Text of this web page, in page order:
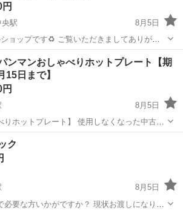
央駅
8月5日
ョップです♻ ご覧いただきましてありがと
品詳細、店舗情報を記載しておりますのでご
寒中央駅 おもちゃ ハウス
ンマンおしゃべりホットプレート【期
15日まで】
8月5日
りホットプレート】 使用しなくなった中古品
す。動作は問題ありません。 親としては子供
ゃですが、小学生になり遊ばなくなったた
片付けた...
寒駅
ク
8月5日
かがですか？ 現状お渡しになりま